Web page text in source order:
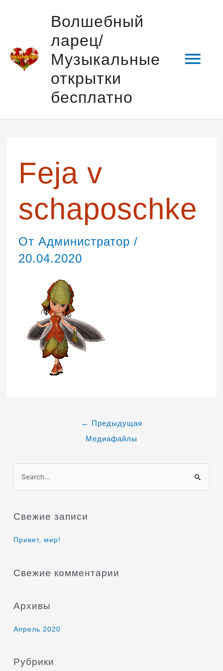
содержимому
Волшебный
ларец/
Музыкальные
открытки
бесплатно
Feja v
schaposchke
От Администратор /
20.04.2020
записям
←
Предыдущая
Медиафайлы
о
с
Свежие записи
Привет, мир!
Свежие комментарии
Архивы
Апрель 2020
Рубрики